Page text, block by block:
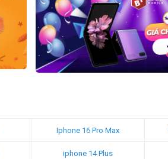
Iphone 16 Pro Max
iphone 14 Plus